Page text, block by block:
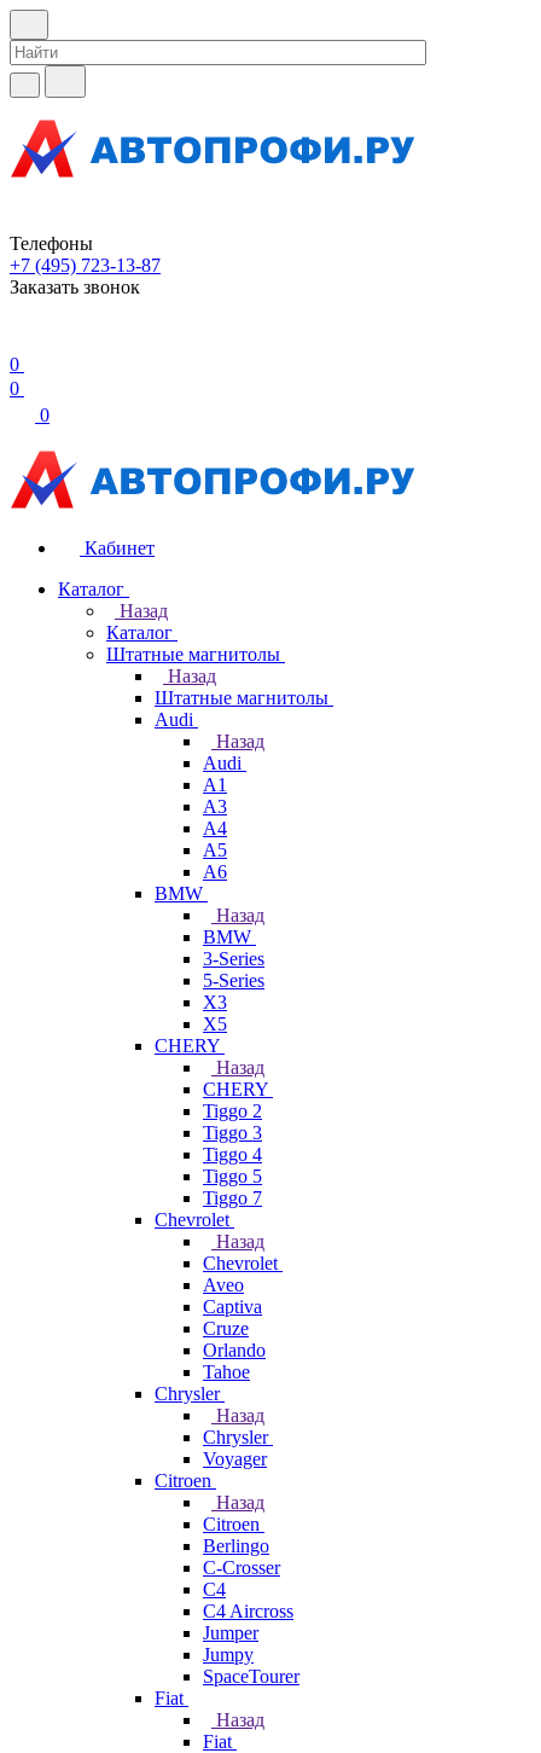
Телефоны
+7 (495) 723-13-87
Заказать звонок
0
0
0
Кабинет
Каталог
Назад
Каталог
Штатные магнитолы
Назад
Штатные магнитолы
Audi
Назад
Audi
A1
A3
A4
A5
A6
BMW
Назад
BMW
3-Series
5-Series
X3
X5
CHERY
Назад
CHERY
Tiggo 2
Tiggo 3
Tiggo 4
Tiggo 5
Tiggo 7
Chevrolet
Назад
Chevrolet
Aveo
Captiva
Cruze
Orlando
Tahoe
Chrysler
Назад
Chrysler
Voyager
Citroen
Назад
Citroen
Berlingo
C-Crosser
C4
C4 Aircross
Jumper
Jumpy
SpaceTourer
Fiat
Назад
Fiat